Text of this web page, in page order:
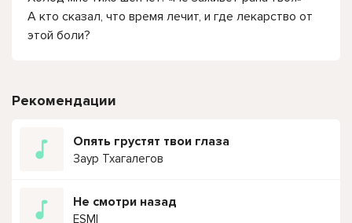
А кто сказал, что время лечит, и где лекарство от
этой боли?
Рекомендации
Опять грустят твои глаза
Заур Тхагалегов
Не смотри назад
ESMI